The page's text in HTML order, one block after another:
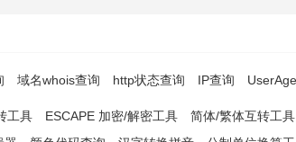
域名whois查询 http状态查询 IP查询
工具 ESCAPE 加密/解密工具 简体/繁体互转工具